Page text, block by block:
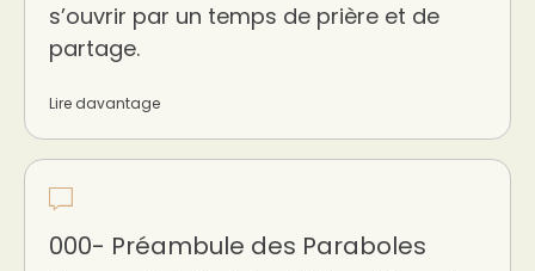
s’ouvrir par un temps de prière et de
partage.
Lire davantage
000- Préambule des Paraboles